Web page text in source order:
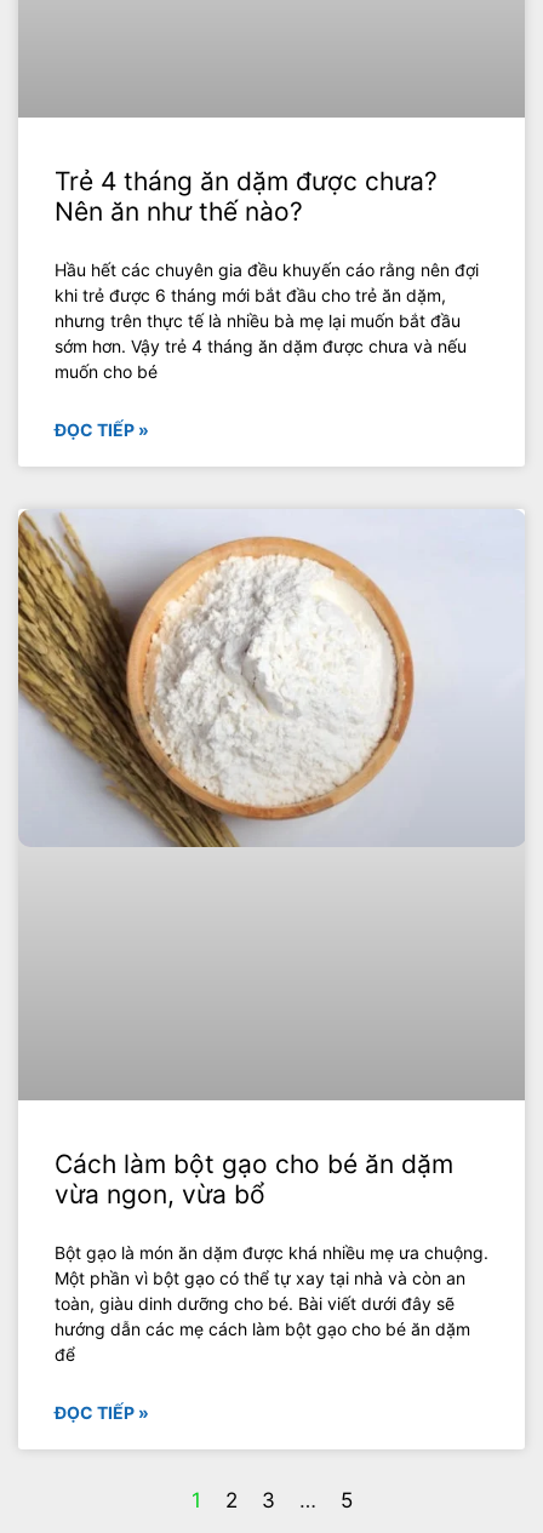
Trẻ 4 tháng ăn dặm được chưa?
Nên ăn như thế nào?
Hầu hết các chuyên gia đều khuyến cáo rằng nên đợi
khi trẻ được 6 tháng mới bắt đầu cho trẻ ăn dặm,
nhưng trên thực tế là nhiều bà mẹ lại muốn bắt đầu
sớm hơn. Vậy trẻ 4 tháng ăn dặm được chưa và nếu
muốn cho bé
ĐỌC TIẾP »
Cách làm bột gạo cho bé ăn dặm
vừa ngon, vừa bổ
Bột gạo là món ăn dặm được khá nhiều mẹ ưa chuộng.
Một phần vì bột gạo có thể tự xay tại nhà và còn an
toàn, giàu dinh dưỡng cho bé. Bài viết dưới đây sẽ
hướng dẫn các mẹ cách làm bột gạo cho bé ăn dặm
để
ĐỌC TIẾP »
1 2 3 … 5